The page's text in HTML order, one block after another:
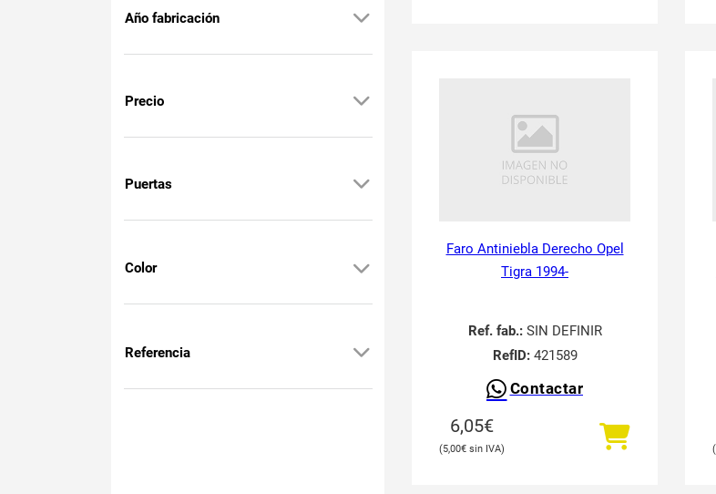
Año fabricación
Precio
Puertas
Color
Referencia
Faro Antiniebla Derecho Opel
Tigra 1994-
Ref. fab.:SIN DEFINIR
RefID:421589
Contactar
6,05€
5,00€